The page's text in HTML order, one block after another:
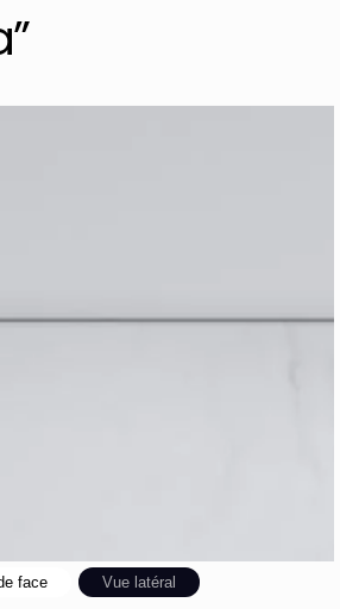
face Vue latéral